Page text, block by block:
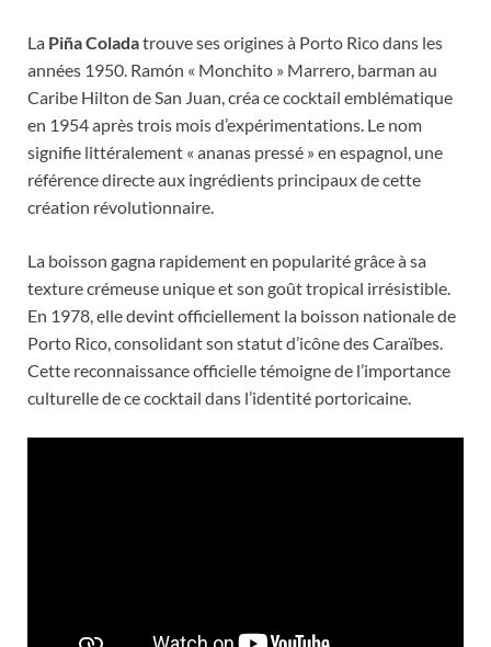
La Piña Coladatrouve ses origines à Porto Rico dans les
années 1950. Ramón « Monchito » Marrero, barman au
Caribe Hilton de San Juan, créa ce cocktail emblématique
en 1954 après trois mois d’expérimentations. Le nom
signifie littéralement « ananas pressé » en espagnol, une
référence directe aux ingrédients principaux de cette
création révolutionnaire.
La boisson gagna rapidement en popularité grâce à sa
texture crémeuse unique et son goût tropical irrésistible.
En 1978, elle devint officiellement la boisson nationale de
Porto Rico, consolidant son statut d’icône des Caraïbes.
Cette reconnaissance officielle témoigne de l’importance
culturelle de ce cocktail dans l’identité portoricaine.